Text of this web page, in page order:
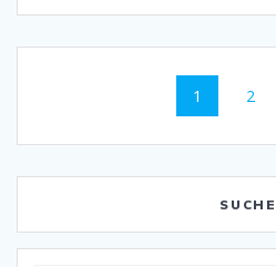
Seite
1 Seite
2
SUCHE